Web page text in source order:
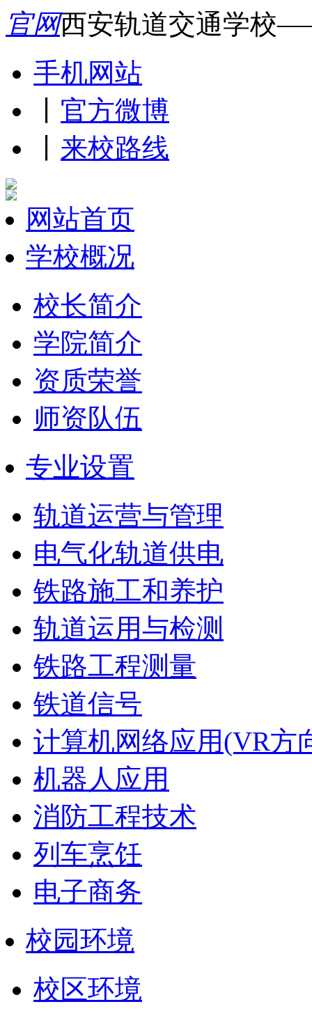
官网西安轨道交通学校
手机网站
官方微博
来校路线
网站首页
学校概况
校长简介
学院简介
资质荣誉
师资队伍
专业设置
轨道运营与管理
电气化轨道供电
铁路施工和养护
轨道运用与检测
铁路工程测量
铁道信号
计算机网络应用(VR方
机器人应用
消防工程技术
列车烹饪
电子商务
校园环境
校区环境